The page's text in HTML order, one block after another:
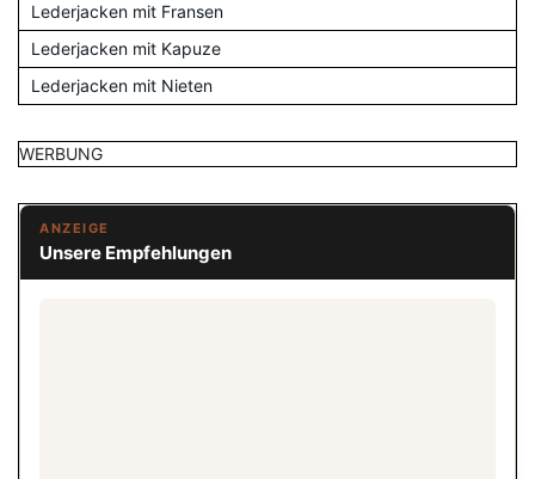
Lederjacken mit Fransen
Lederjacken mit Kapuze
Lederjacken mit Nieten
WERBUNG
ANZEIGE
Unsere Empfehlungen